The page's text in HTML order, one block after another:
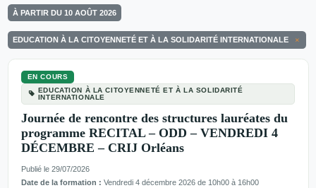
À PARTIR DU 10 AOÛT 2026
EDUCATION À LA CITOYENNETÉ ET À LA SOLIDARITÉ INTERNATIONALE
EN COURS
EDUCATION À LA CITOYENNETÉ ET À LA SOLIDARITÉ
INTERNATIONALE
Journée de rencontre des structures lauréates du
programme RECITAL – ODD – VENDREDI 4
DÉCEMBRE – CRIJ Orléans
Publié le 29/07/2026
Date de la formation : Vendredi 4 décembre 2026 de 10h00 à 16h00